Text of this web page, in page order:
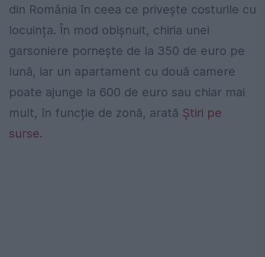
din România în ceea ce privește costurile cu
locuința. În mod obișnuit, chiria unei
garsoniere pornește de la 350 de euro pe
lună, iar un apartament cu două camere
poate ajunge la 600 de euro sau chiar mai
mult, în funcție de zonă, arată Știri pe
surse.